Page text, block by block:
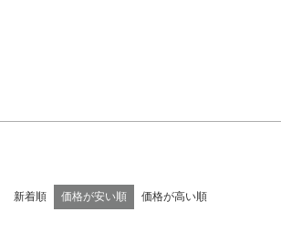
新着順 価格が安い順 価格が高い順